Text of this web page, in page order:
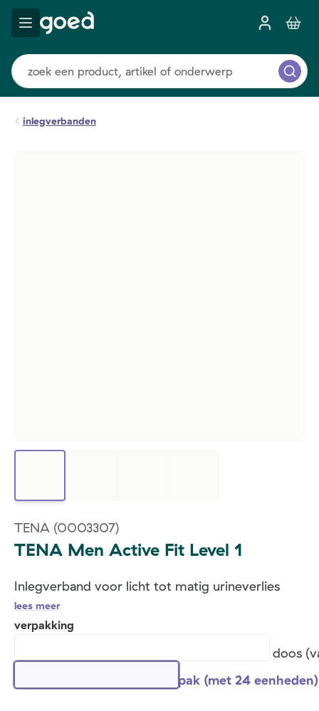
inlegverbanden
TENA (0003307)
TENA Men Active Fit Level 1
Inlegverband voor licht tot matig urineverlies
lees meer
verpakking
doos
pak (met 24 eenheden)